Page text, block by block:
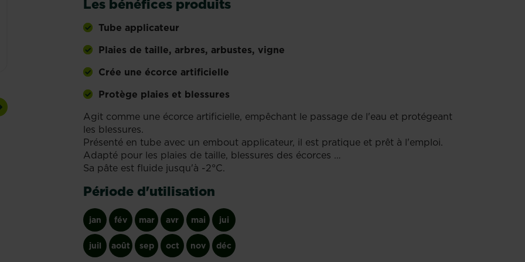
Les bénéfices produits
Tube applicateur
Plaies de taille, arbres, arbustes, vigne
Crée une écorce artificielle
Protège plaies et blessures
Agit comme une écorce artificielle, empêchant le passage de l'eau et protégeant
les blessures.
Présenté en tube avec un embout applicateur, il est pratique et prêt à l'emploi.
Adapté pour les plaies de taille, blessures des écorces …
Sa pâte est fluide jusqu'à -2°C.
Période d'utilisation
jan fév mar avr mai jui
juil août sep oct nov déc